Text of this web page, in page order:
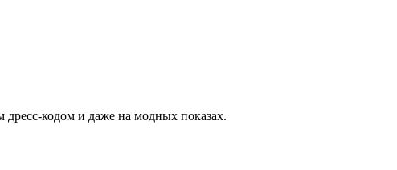
кодом и даже на модных показах.